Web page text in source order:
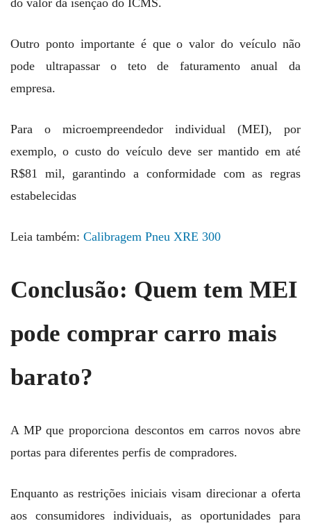
Outro ponto importante é que o valor do veículo não
pode ultrapassar o teto de faturamento anual da
empresa.
Para o microempreendedor individual (MEI), por
exemplo, o custo do veículo deve ser mantido em até
R$81 mil, garantindo a conformidade com as regras
estabelecidas
Leia também: Calibragem Pneu XRE 300
Conclusão: Quem tem MEI
pode comprar carro mais
barato?
A MP que proporciona descontos em carros novos abre
portas para diferentes perfis de compradores.
Enquanto as restrições iniciais visam direcionar a oferta
aos consumidores individuais, as oportunidades para